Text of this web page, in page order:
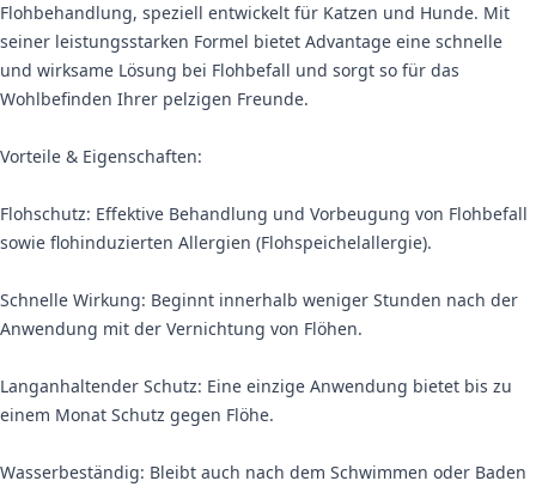
Flohbehandlung, speziell entwickelt für Katzen und Hunde. Mit
seiner leistungsstarken Formel bietet Advantage eine schnelle
und wirksame Lösung bei Flohbefall und sorgt so für das
Wohlbefinden Ihrer pelzigen Freunde.
Vorteile & Eigenschaften:
Flohschutz: Effektive Behandlung und Vorbeugung von Flohbefall
sowie flohinduzierten Allergien (Flohspeichelallergie).
Schnelle Wirkung: Beginnt innerhalb weniger Stunden nach der
Anwendung mit der Vernichtung von Flöhen.
Langanhaltender Schutz: Eine einzige Anwendung bietet bis zu
einem Monat Schutz gegen Flöhe.
Wasserbeständig: Bleibt auch nach dem Schwimmen oder Baden